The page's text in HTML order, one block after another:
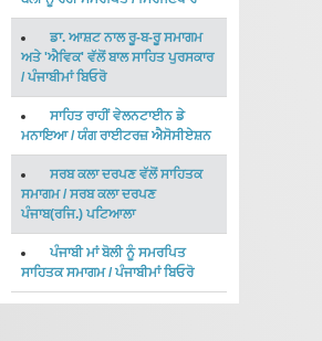
ਡਾ. ਆਸ਼ਟ ਨਾਲ ਰੂ-ਬ-ਰੂ ਸਮਾਗਮ
ਅਤੇ 'ਐਵਿਕ' ਵੱਲੋਂ ਬਾਲ ਸਾਹਿਤ ਪੁਰਸਕਾਰ
/ ਪੰਜਾਬੀਮਾਂ ਬਿਓਰੋ
ਸਾਹਿਤ ਰਾਹੀਂ ਵੇਲਨਟਾਈਨ ਡੇ
ਮਨਾਇਆ/ਯੰਗ ਰਾਈਟਰਜ਼ ਐਸੋਸੀਏਸ਼ਨ
ਸਰਬ ਕਲਾ ਦਰਪਣ ਵੱਲੋਂ ਸਾਹਿਤਕ
ਸਮਾਗਮ/ ਸਰਬ ਕਲਾ ਦਰਪਣ
ਪੰਜਾਬ(ਰਜਿ.) ਪਟਿਆਲਾ
ਪੰਜਾਬੀ ਮਾਂ ਬੋਲੀ ਨੂੰ ਸਮਰਪਿਤ
ਸਾਹਿਤਕ ਸਮਾਗਮ/ਪੰਜਾਬੀਮਾਂ ਬਿਓਰੋ